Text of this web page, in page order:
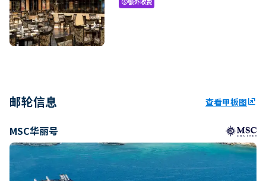
paid
邮轮信息 查看甲板图ungroup
MSC华丽号